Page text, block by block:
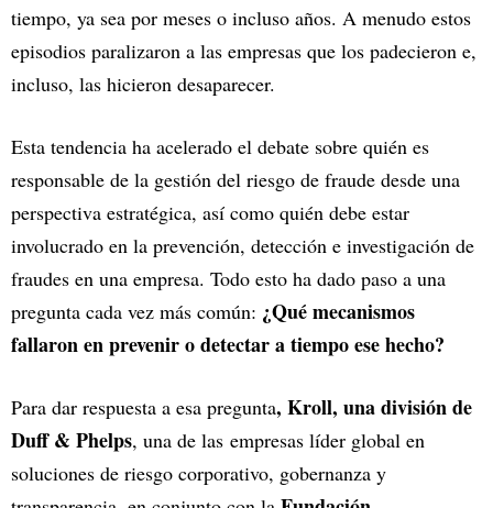
tiempo, ya sea por meses o incluso años. A menudo estos
episodios paralizaron a las empresas que los padecieron e,
incluso, las hicieron desaparecer.
Esta tendencia ha acelerado el debate sobre quién es
responsable de la gestión del riesgo de fraude desde una
perspectiva estratégica, así como quién debe estar
involucrado en la prevención, detección e investigación de
fraudes en una empresa. Todo esto ha dado paso a una
pregunta cada vez más común: ¿Qué mecanismos
fallaron en prevenir o detectar a tiempo ese hecho?
Para dar respuesta a esa pregunta, Kroll, una división de
Duff & Phelps, una de las empresas líder global en
soluciones de riesgo corporativo, gobernanza y